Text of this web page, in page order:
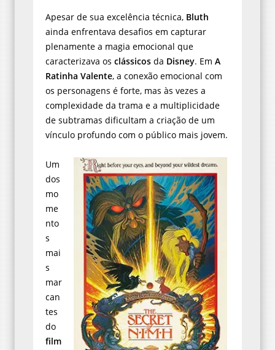
Apesar de sua excelência técnica, Bluth
ainda enfrentava desafios em capturar
plenamente a magia emocional que
caracterizava os clássicos da Disney. Em A
Ratinha Valente, a conexão emocional com
os personagens é forte, mas às vezes a
complexidade da trama e a multiplicidade
de subtramas dificultam a criação de um
vínculo profundo com o público mais jovem.
Um
dos
mo
me
nto
s
mai
s
mar
can
tes
do
film